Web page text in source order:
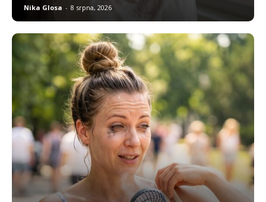
Nika Glosa - 8 srpna, 2026